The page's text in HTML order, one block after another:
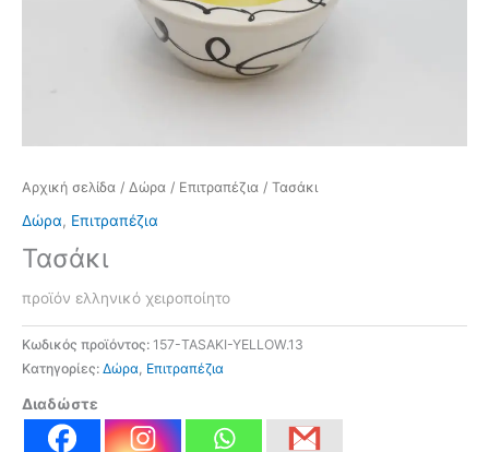
Αρχική σελίδα / Δώρα / Επιτραπέζια / Τασάκι
Δώρα, Επιτραπέζια
Τασάκι
προϊόν ελληνικό χειροποίητο
Κωδικός προϊόντος: 157-TASAKI-YELLOW.13
Κατηγορίες: Δώρα, Επιτραπέζια
Διαδώστε